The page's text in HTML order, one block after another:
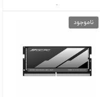
-
ناموجود